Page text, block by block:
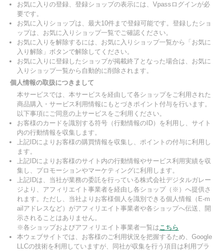
お気に入りの登録、登録ショップの表示には、Vpassログインが必
要です。
お気に入りショップは、最大10件まで登録可能です。登録したショ
ップは、お気に入りショップ一覧でご確認ください。
お気に入りを解除するには、お気に入りショップ一覧から「お気に
入り解除」ボタンで解除してください。
お気に入りに登録したショップが掲載終了となった場合は、お気に
入りショップ一覧から自動的に削除されます。
個人情報の取扱につきまして
本サービスでは、本サービスを経由して各ショップをご利用された
商品購入・サービス利用情報にもとづきポイント付与を行います。
以下事項にご同意の上サービスをご利用ください。
お客様のカードを識別する符号（行動情報のID）を利用し、サイト
内の行動情報を収集します。
上記IDによりお客様の購買情報を収集し、ポイントの付与に利用し
ます。
上記IDによりお客様のサイト内の行動情報やサービス利用実績を収
集し、プロモーションやマーケティングに利用します。
上記IDは、当社が業務の委託を行っている株式会社デジタルガレー
ジより、アフィリエイト事業者を経由し各ショップ（※）へ提供さ
れます。ただし、当社よりお客様個人を識別できる個人情報（E-m
ailアドレスなど）がアフィリエイト事業者や各ショップへ伝送、開
示されることはありません。
※各ショップおよびアフィリエイト事業者一覧はこちら
本ウェブサイトでは、お客様のご利用状況を把握するため、Google
LLCの技術を利用していますが、同社が収集を行う項目は利用ブラ